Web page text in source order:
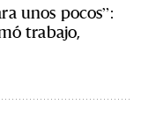
unos pocos”:
trabajo,